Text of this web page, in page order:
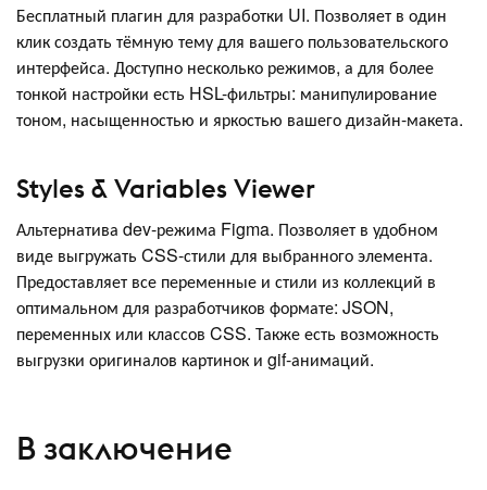
Бесплатный плагин для разработки UI. Позволяет в один
клик создать тёмную тему для вашего пользовательского
интерфейса. Доступно несколько режимов, а для более
тонкой настройки есть HSL-фильтры: манипулирование
тоном, насыщенностью и яркостью вашего дизайн-макета.
Styles & Variables Viewer
Альтернатива dev-режима Figma. Позволяет в удобном
виде выгружать CSS-стили для выбранного элемента.
Предоставляет все переменные и стили из коллекций в
оптимальном для разработчиков формате: JSON,
переменных или классов CSS. Также есть возможность
выгрузки оригиналов картинок и gif-анимаций.
В заключениe